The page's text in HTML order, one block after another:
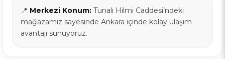
📍 Merkezi Konum: Tunalı Hilmi Caddesi’ndeki
mağazamız sayesinde Ankara içinde kolay ulaşım
avantajı sunuyoruz.